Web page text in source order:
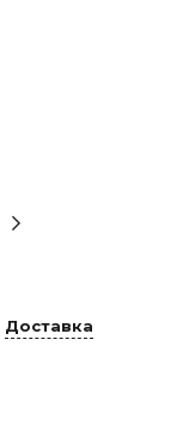
Доставка